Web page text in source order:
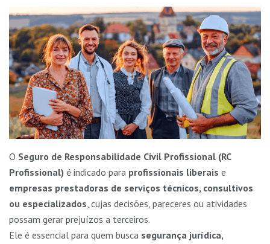
O Seguro de Responsabilidade Civil Profissional (RC
Profissional) é indicado para profissionais liberais e
empresas prestadoras de serviços técnicos, consultivos
ou especializados , cujas decisões, pareceres ou atividades
possam gerar prejuízos a terceiros.
Ele é essencial para quem busca segurança jurídica,